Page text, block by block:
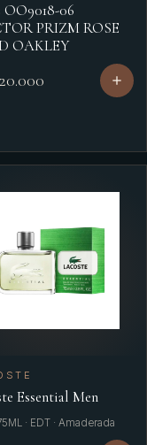
OO9018-06
PRIZM ROSE
OAKLEY
Essential Men
· EDT · Amaderada